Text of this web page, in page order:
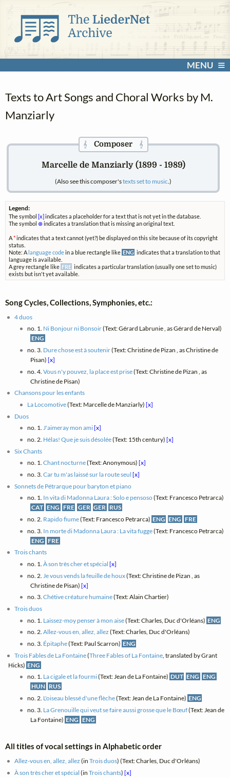
MENU
Texts to Art Songs and Choral Works by M.
Manziarly
𝄞Composer 𝄞
Marcelle de Manziarly (1899 - 1989)
(Also see this composer'stexts set to music.)
Legend:
The symbol [x] indicates a placeholder for a text that is not yet in the database.
The symbol ⊗indicates a translation that is missing an original text.
A*indicates that a text cannot (yet?) be displayed on this site because of its copyright
status.
Note: A language codein a blue rectangle like ENG indicates that a translation to that
language is available.
A grey rectangle like FRE indicates a particular translation (usually one set to music)
exists but isn't yet available.
Song Cycles, Collections, Symphonies, etc.:
4 duos
no. 1. Ni Bonjour ni Bonsoir(Text: Gérard Labrunie , as Gérard de Nerval)
ENG
no. 3. Dure chose est à soutenir(Text: Christine de Pizan , as Christine de
Pisan)[x]
no. 4. Vous n'y pouvez, la place est prise(Text: Christine de Pizan , as
Christine de Pisan)
Chansons pour les enfants
La Locomotive(Text: Marcelle de Manziarly) [x]
Duos
no. 1. J'aimeray mon ami[x]
no. 2. Hélas! Que je suis désolée(Text: 15th century) [x]
Six Chants
no. 1. Chant nocturne(Text: Anonymous) [x]
no. 3. Car tu m'as laissé sur la route seul [x]
Sonnets de Pétrarque pour baryton et piano
no. 1. In vita di Madonna Laura : Solo e pensoso(Text: Francesco Petrarca)
CAT ENG FRE GER GER RUS
no. 2. Rapido fiume(Text: Francesco Petrarca) ENG ENG FRE
no. 3. In morte di Madonna Laura : La vita fugge(Text: Francesco Petrarca)
ENG FRE
Trois chants
no. 1. À son très cher et spécial [x]
no. 2. Je vous vends la feuille de houx(Text: Christine de Pizan , as
Christine de Pisan)[x]
no. 3. Chétive créature humaine(Text: Alain Chartier)
Trois duos
no. 1. Laissez-moy penser à mon aise(Text: Charles, Duc d'Orléans) ENG
no. 2. Allez-vous en, allez, allez (Text: Charles, Duc d'Orléans)
no. 3. Épitaphe(Text: Paul Scarron) ENG
Trois Fables de La Fontaine(Three Fables of La Fontaine , translated by Grant
Hicks) ENG
no. 1. La cigale et la fourmi(Text: Jean de La Fontaine) DUT ENG ENG
HUN RUS
no. 2. L'oiseau blessé d'une flèche(Text: Jean de La Fontaine) ENG
no. 3. La Grenouille qui veut se faire aussi grosse que le Bœuf(Text: Jean de
La Fontaine) ENG ENG
All titles of vocal settings in Alphabetic order
Allez-vous en, allez, allez (inTrois duos) (Text: Charles, Duc d'Orléans)
À son très cher et spécial (inTrois chants)[x]